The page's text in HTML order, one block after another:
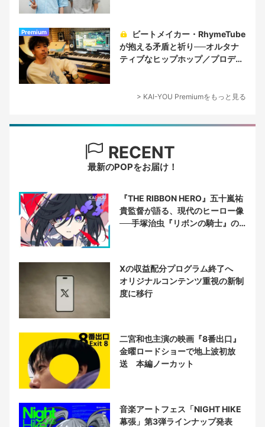
Premium
が抱える矛盾と祈り──オルタナ
ティブなヒップホップ／プロデュ
> KAI-YOU Premiumをもっと見る
RECENT
最新のPOPをお届け！
『THE RIBBON HERO』五十嵐祐
貴監督が語る、現代のヒーロー像
──手塚治虫『リボンの騎士』の
Xの収益配分プログラム終了へ
オリジナルコンテンツ重視の新制
度に移行
二宮和也主演の映画『8番出口』
金曜ロードショーで地上波初放
送 本編ノーカット
音楽アートフェス「NIGHT HIKE
幕張」第3弾ラインナップ発表